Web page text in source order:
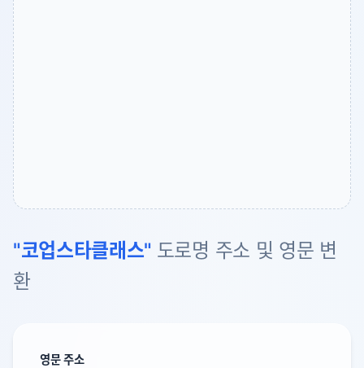
"코업스타클래스" 도로명 주소 및 영문 변
환
영문 주소